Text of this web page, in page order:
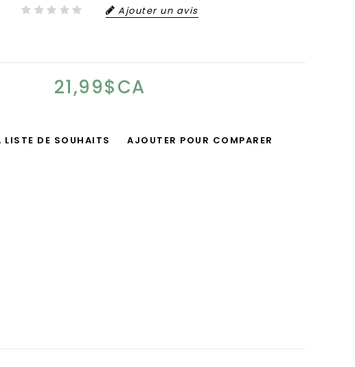
Ajouter un avis
21,99$CA
LISTE DE SOUHAITS AJOUTER POUR COMPARER